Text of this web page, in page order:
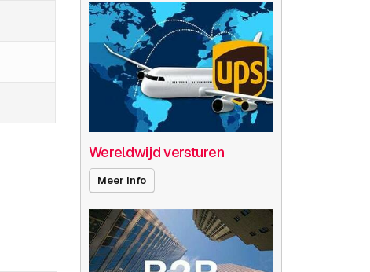
Wereldwijd versturen
Meer info